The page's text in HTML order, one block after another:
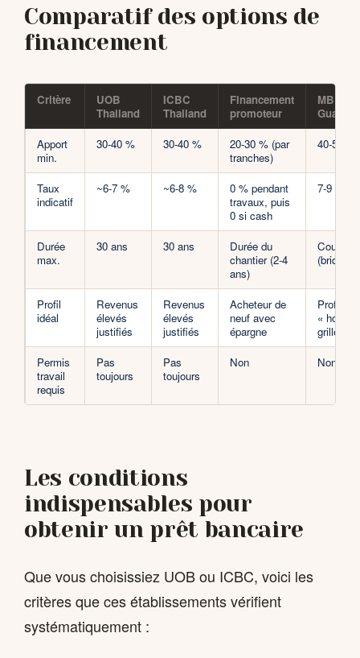
Comparatif des options de
financement
Critère
UOB
Thailand
ICBC
Thailand
Financement
promoteur
MBK
Apport
min.
30-40 % 30-40 %
20-30 % (par
tranches)
40-50 %
Taux
indicatif
~6-7 % ~6-8 %
0 % pendant
travaux, puis
0 si cash
7-9 %
Durée
max.
30 ans 30 ans
Durée du
chantier (2-4
ans)
Courte
(bridge)
Profil
idéal
Revenus
élevés
justifiés
Revenus
élevés
justifiés
Acheteur de
neuf avec
épargne
Profil
« hors
grille »
Permis
travail
requis
Pas
toujours
Pas
toujours
Non Non
Les conditions
indispensables pour
obtenir un prêt bancaire
Que vous choisissiez UOB ou ICBC, voici les
critères que ces établissements vérifient
systématiquement :